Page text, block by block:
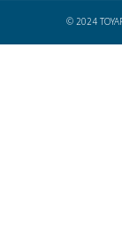
© 2024